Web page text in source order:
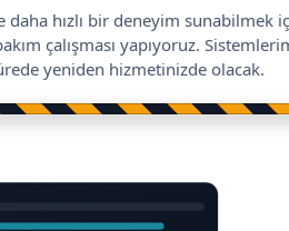
daha hızlı bir deneyim sunabilmek
çalışması yapıyoruz.
yeniden hizmetinizde olacak.